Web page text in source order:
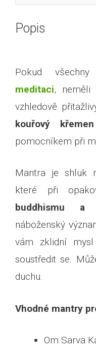
Popis
Pokud
meditaci, neměli
vzhledově
kouřový křemen
pomocníkem při
Mantra je shluk
které při
buddhismu a
náboženský
vám zklidní
soustředit se.
duchu.
Vhodné mantry
Om Sarva